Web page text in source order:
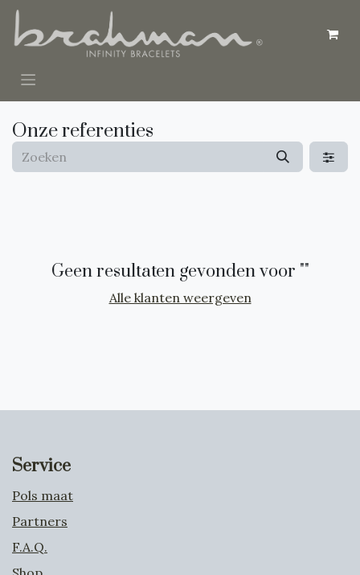
Overslaan naar inhoud
Onze referenties
Geen resultaten gevonden voor ""
Alle klanten weergeven
Service
Pols maat
Partners
F.A.Q.